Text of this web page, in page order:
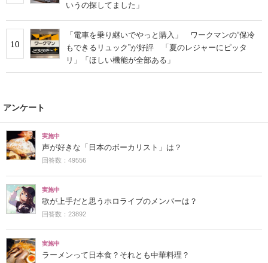
いうの探してました」
10
「電車を乗り継いでやっと購入」 ワークマンの“保冷
もできるリュック”が好評 「夏のレジャーにピッタ
リ」「ほしい機能が全部ある」
アンケート
実施中
声が好きな「日本のボーカリスト」は？
回答数：49556
実施中
歌が上手だと思うホロライブのメンバーは？
回答数：23892
実施中
ラーメンって日本食？それとも中華料理？